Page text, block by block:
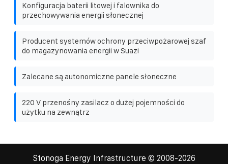
Konfiguracja baterii litowej i falownika do
przechowywania energii słonecznej
Producent systemów ochrony przeciwpożarowej szaf
do magazynowania energii w Suazi
Zalecane są autonomiczne panele słoneczne
220 V przenośny zasilacz o dużej pojemności do
użytku na zewnątrz
Stonoga Energy Infrastructure © 2008-2026